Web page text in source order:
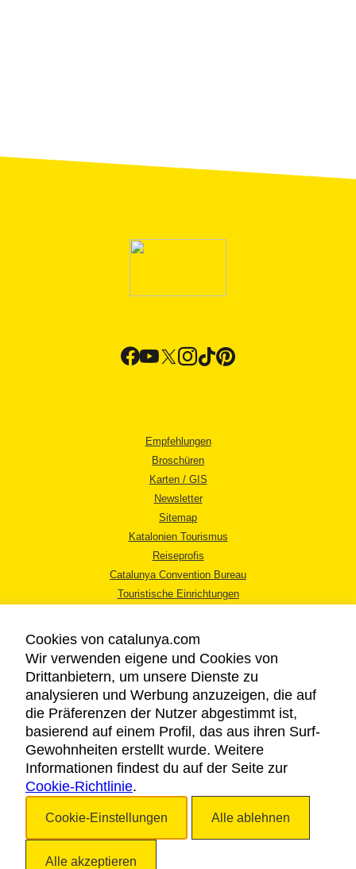
Empfehlungen
Broschüren
Karten / GIS
Newsletter
Sitemap
Katalonien Tourismus
Reiseprofis
Catalunya Convention Bureau
Touristische Einrichtungen
RECHTLICHER HINWEIS
DATENSCHUTZICHTLINIE
COOKIES
BARRIEREFREIHEIT
Cookies von catalunya.com
Wir verwenden eigene und Cookies von
Drittanbietern, um unsere Dienste zu
analysieren und Werbung anzuzeigen, die auf
die Präferenzen der Nutzer abgestimmt ist,
basierend auf einem Profil, das aus ihren Surf-
Gewohnheiten erstellt wurde. Weitere
Informationen findest du auf der Seite zur
Cookie-Richtlinie.
Cookie-Einstellungen Alle ablehnen
Alle akzeptieren